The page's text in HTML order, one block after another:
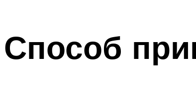
Способ